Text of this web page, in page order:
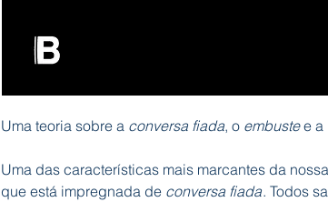
Uma teoria sobre a conversa fiada, o embustee a
Uma das características mais marcantes da
que está impregnada de conversa fiada. Todos